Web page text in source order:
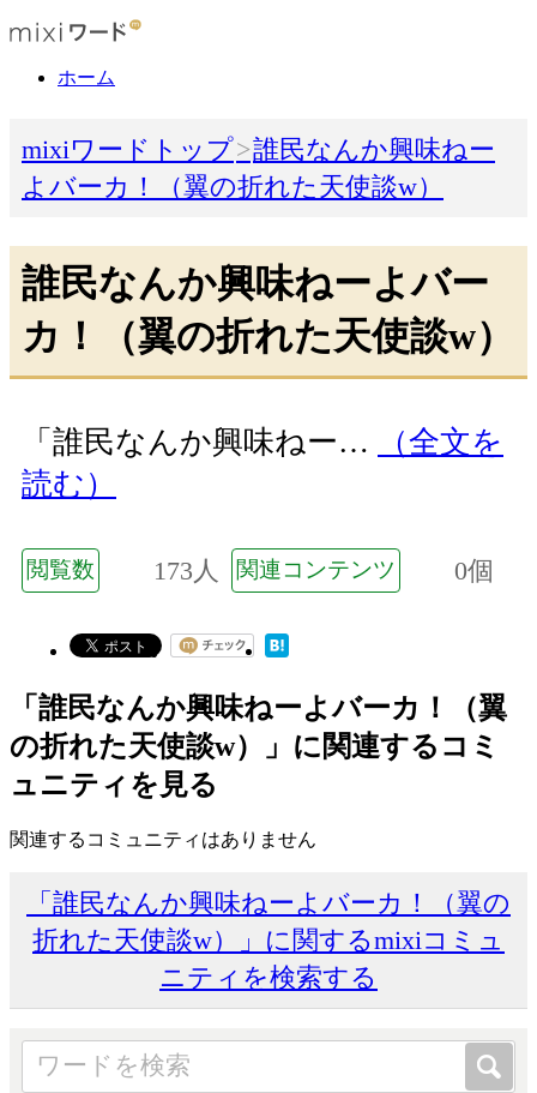
ホーム
mixiワードトップ
誰民なんか興味ねー
よバーカ！（翼の折れた天使談w）
誰民なんか興味ねーよバー
カ！（翼の折れた天使談w）
「誰民なんか興味ねー…
（全文を
読む）
閲覧数 173人 関連コンテンツ 0個
「誰民なんか興味ねーよバーカ！（翼
の折れた天使談w）」に関連するコミ
ュニティを見る
関連するコミュニティはありません
「誰民なんか興味ねーよバーカ！（翼の
折れた天使談w）」に関するmixiコミュ
ニティを検索する